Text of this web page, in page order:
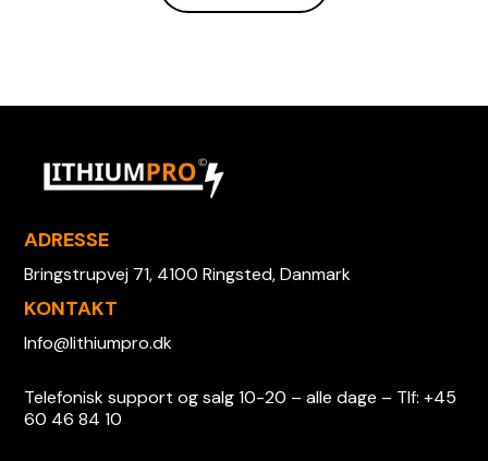
Sikker investering – Testet og godkendt for
ADRESSE
Bringstrupvej 71, 4100 Ringsted, Danmark
KONTAKT
Info@lithiumpro.dk
Telefonisk support og salg 10-20 – alle dage – Tlf: +45
60 46 84 10